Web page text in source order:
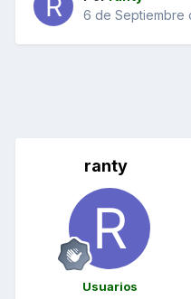
6 de Septiembre
ranty
Usuarios